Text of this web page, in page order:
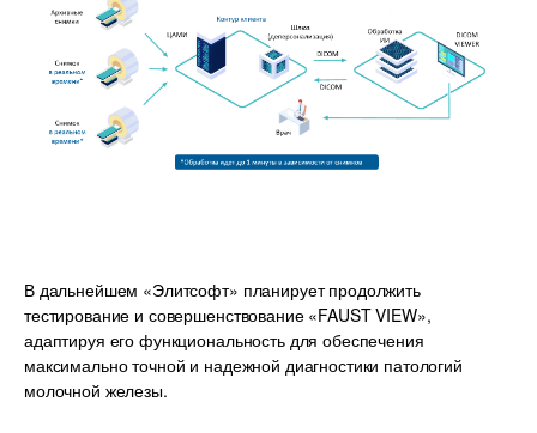
В дальнейшем «Элитсофт» планирует продолжить
тестирование и совершенствование «FAUST VIEW»,
адаптируя его функциональность для обеспечения
максимально точной и надежной диагностики патологий
молочной железы.